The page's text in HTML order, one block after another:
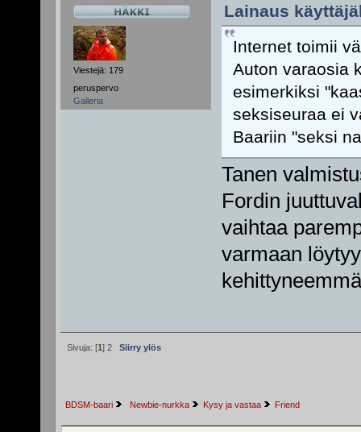
Viestejä: 179
peruspervo
Galleria
Lainaus
Internet toimii
Auton varaosia
esimerkiksi
seksiseuraa ei
Baariin "seksi
Tanen
Fordin
vaihtaa
varmaan
Sivuja: [1] 2 Siirry ylös
BDSM-baari Newbie-nurkka Kysy ja vastaa Friend